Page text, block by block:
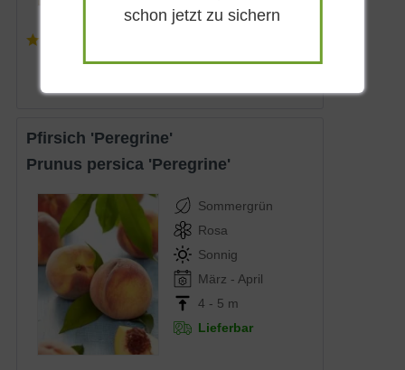
344,90 € *
Pfirsich 'Peregrine'
Prunus persica 'Peregrine'
Sommergrün
Rosa
Sonnig
März - April
4 - 5 m
Lieferbar
schon jetzt zu sichern